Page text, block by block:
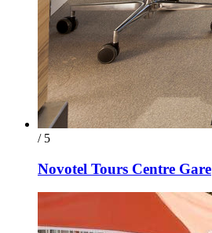
/ 5
Novotel Tours Centre Gare